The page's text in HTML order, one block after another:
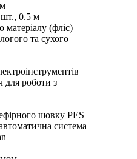
шт., 0.5 м
матеріалу (фліс)
та сухого
для роботи з
шовку PES
система